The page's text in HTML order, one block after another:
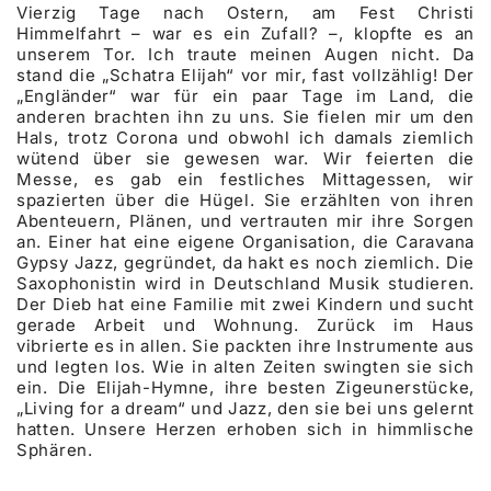
Vierzig Tage nach Ostern, am Fest Christi
Himmelfahrt – war es ein Zufall? –, klopfte es an
unserem Tor. Ich traute meinen Augen nicht. Da
stand die „Schatra Elijah“ vor mir, fast vollzählig! Der
„Engländer“ war für ein paar Tage im Land, die
anderen brachten ihn zu uns. Sie fielen mir um den
Hals, trotz Corona und obwohl ich damals ziemlich
wütend über sie gewesen war. Wir feierten die
Messe, es gab ein festliches Mittagessen, wir
spazierten über die Hügel. Sie erzählten von ihren
Abenteuern, Plänen, und vertrauten mir ihre Sorgen
an. Einer hat eine eigene Organisation, die Caravana
Gypsy Jazz, gegründet, da hakt es noch ziemlich. Die
Saxophonistin wird in Deutschland Musik studieren.
Der Dieb hat eine Familie mit zwei Kindern und sucht
gerade Arbeit und Wohnung. Zurück im Haus
vibrierte es in allen. Sie packten ihre Instrumente aus
und legten los. Wie in alten Zeiten swingten sie sich
ein. Die Elijah-Hymne, ihre besten Zigeunerstücke,
„Living for a dream“ und Jazz, den sie bei uns gelernt
hatten. Unsere Herzen erhoben sich in himmlische
Sphären.